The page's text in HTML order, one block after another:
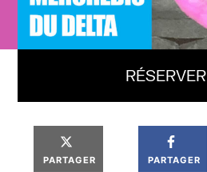
RÉSERVER
PARTAGER PARTAGER